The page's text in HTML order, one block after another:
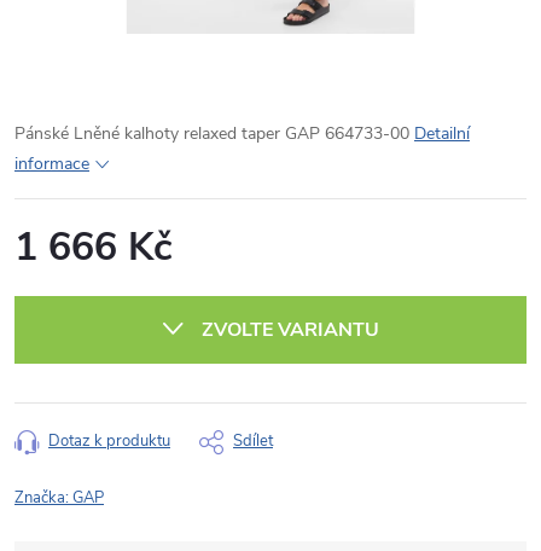
Pánské Lněné kalhoty relaxed taper GAP 664733-00 Detailní
informace
1 666 Kč
ZVOLTE VARIANTU
Dotaz k produktu Sdílet
Značka:GAP